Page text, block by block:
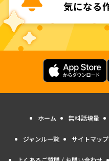
ホーム 無料話増量
ジャンル一覧 サイトマップ